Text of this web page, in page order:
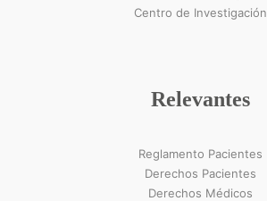
Centro de Investigación
Relevantes
Reglamento Pacientes
Derechos Pacientes
Derechos Médicos